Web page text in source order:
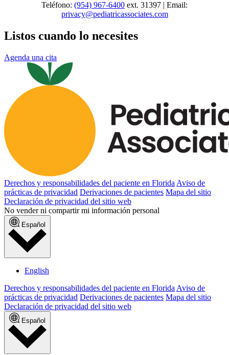
Teléfono: (954) 967-6400 ext. 31397 | Email:
privacy@pediatricassociates.com
Listos cuando lo necesites
Agenda una cita
Derechos y responsabilidades del paciente en Florida Aviso de
prácticas de privacidad Derivaciones de pacientes Mapa del sitio
Declaración de privacidad del sitio web
No vender ni compartir mi información personal
Español
English
Derechos y responsabilidades del paciente en Florida Aviso de
prácticas de privacidad Derivaciones de pacientes Mapa del sitio
Declaración de privacidad del sitio web
Español